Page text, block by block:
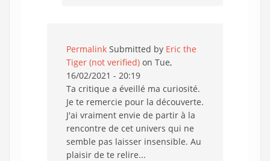
Permalink Submitted by Eric the
Tiger (not verified) on Tue,
16/02/2021 - 20:19
Ta critique a éveillé ma curiosité.
Je te remercie pour la découverte.
J'ai vraiment envie de partir à la
rencontre de cet univers qui ne
semble pas laisser insensible. Au
plaisir de te relire...